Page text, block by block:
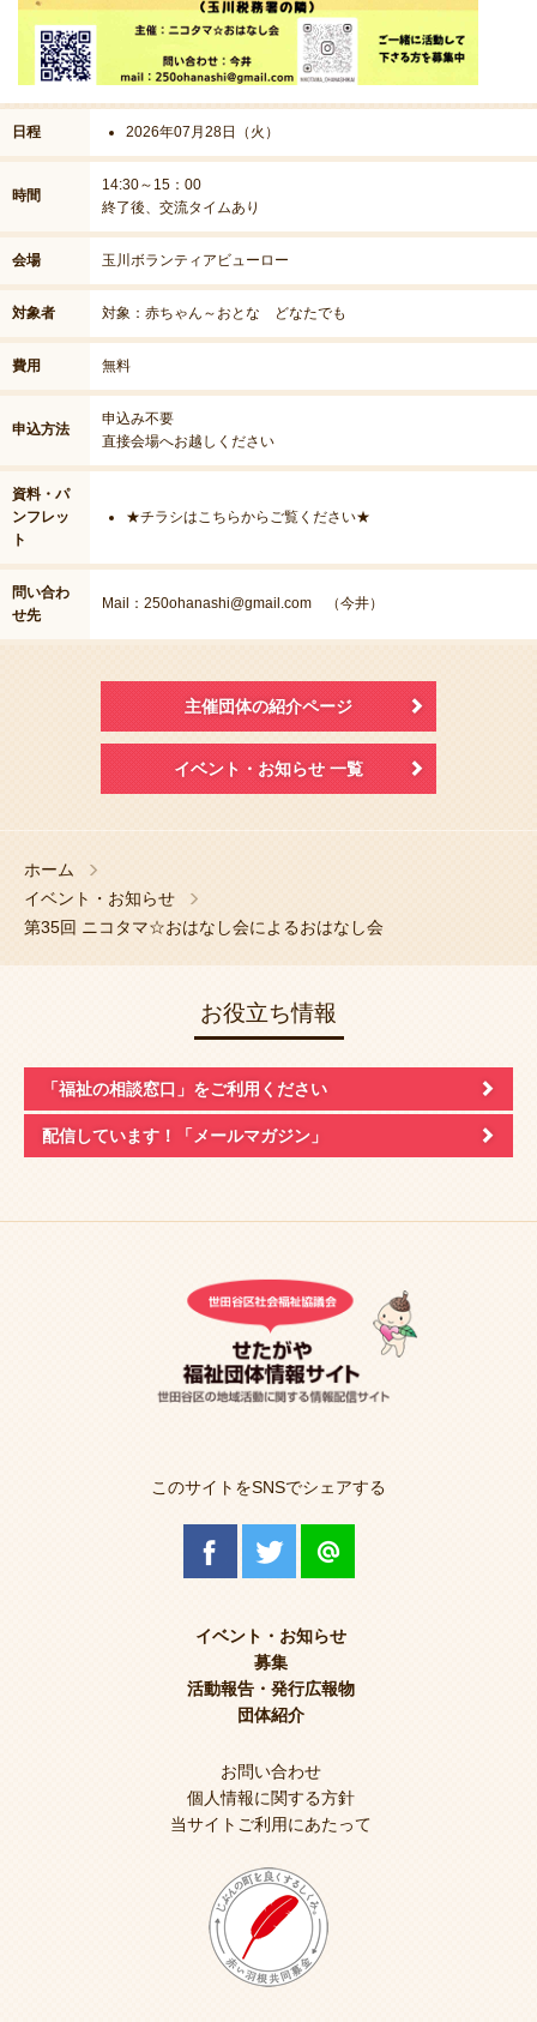
日程 2026年07月28日（火）
時間
14:30～15：00
終了後、交流タイムあり
会場 玉川ボランティアビューロー
対象者 対象：赤ちゃん～おとな どなたでも
費用 無料
申込方法
申込み不要
直接会場へお越しください
資料・パ
ンフレッ
ト
★チラシはこちらからご覧ください★
問い合わ
せ先
Mail： 250ohanashi@gmail.com （今井）
主催団体の紹介ページ
イベント・お知らせ 一覧
ホーム
イベント・お知らせ
第35回 ニコタマ☆おはなし会によるおはなし会
お役立ち情報
「福祉の相談窓口」 をご利用ください
配信しています！ 「メールマガジン」
このサイトをSNSでシェアする
イベント・お知らせ
募集
活動報告・発行広報物
団体紹介
お問い合わせ
個人情報に関する方針
当サイトご利用にあたって